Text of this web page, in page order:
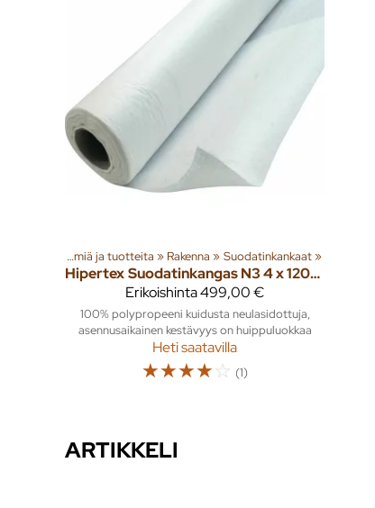
Tuoteryhmiä ja tuotteita ‪» Rakenna ‪» Suodatinkankaat‪»
Hipertex
Suodatinkangas N3 4 x 120m 480m2
Erikoishinta499,00 €
100% polypropeeni kuidusta neulasidottuja,
asennusaikainen kestävyys on huippuluokkaa
Heti saatavilla
☆☆☆☆☆ (1)
ARTIKKELI